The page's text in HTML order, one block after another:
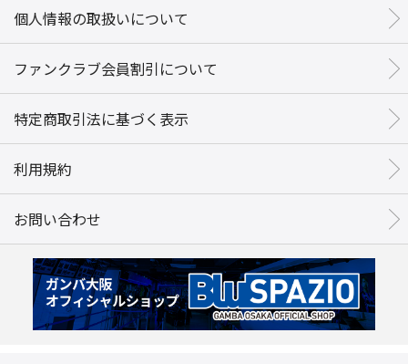
個人情報の取扱いについて
ファンクラブ会員割引について
特定商取引法に基づく表示
利用規約
お問い合わせ